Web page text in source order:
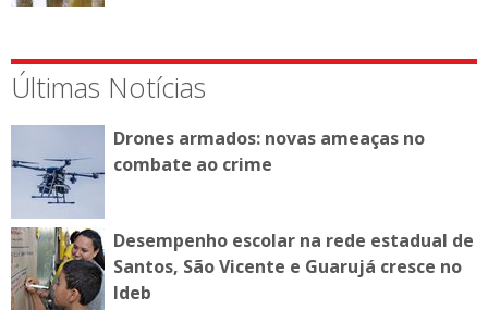
Últimas Notícias
Drones armados: novas ameaças no
combate ao crime
Desempenho escolar na rede estadual de
Santos, São Vicente e Guarujá cresce no
Ideb